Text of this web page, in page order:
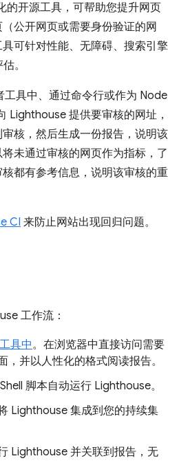
的开源工具，可帮助您提升网页
公开网页或需要身份验证的网
可针对性能、无障碍、搜索引擎
。
具中、通过命令行或作为 Node
Lighthouse 提供要审核的网址，
核，然后生成一份报告，说明该
未通过审核的网页作为指标，了
都有参考信息，说明该审核的重
CI 来防止网站出现回归问题。
工作流：
具中。在浏览器中直接访问需要
，并以人性化的格式阅读报告。
脚本自动运行 Lighthouse。
Lighthouse 集成到您的持续集
Lighthouse 并关联到报告，无